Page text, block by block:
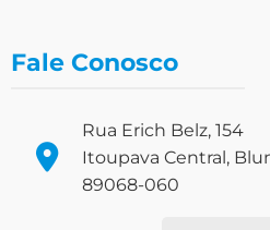
Fale Conosco
Rua Erich Belz, 154
Itoupava Central,
89068-060